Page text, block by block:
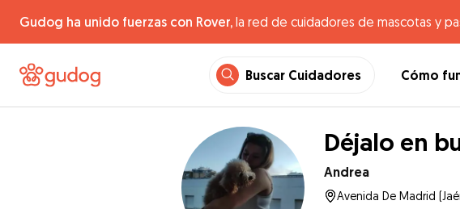
Gudog ha unido fuerzas con Rover, la red de cuidadores de mascotas y
Buscar Cuidadores Cómo
Déjalo en
Andrea
Avenida De Madrid